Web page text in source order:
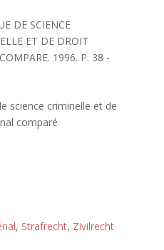
DE SCIENCE
ET DE DROIT
1996. P. 38 -
science criminelle et de
comparé
, Strafrecht, Zivilrecht